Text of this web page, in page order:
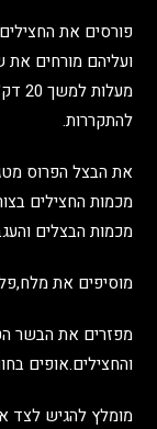
פורסים את
להתקררות.
את הבצל הפרוס
מכמות החצילים
מכמות הבצלים
מוסיפים את
מפזרים את הבשר
והחצילים.אופים בחום
מומלץ להגיש לצד